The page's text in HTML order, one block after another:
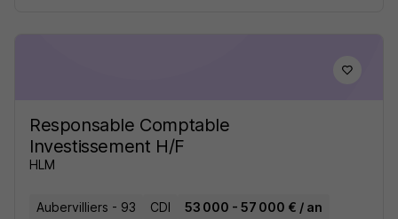
Responsable Comptable
Investissement H/F
HLM
Aubervilliers - 93 CDI 53 000 - 57 000 € / an